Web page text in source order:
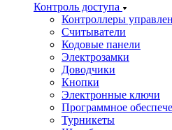
Контроль доступа
Контроллеры
Считыватели
Кодовые панели
Электрозамки
Доводчики
Кнопки
Электронные ключи
Программное
Турникеты